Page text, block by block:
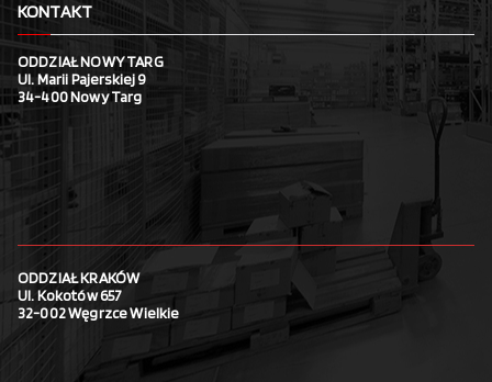
KONTAKT
ODDZIAŁ NOWY TARG
Ul. Marii Pajerskiej 9
34-400 Nowy Targ
ODDZIAŁ KRAKÓW
Ul. Kokotów 657
32-002 Węgrzce Wielkie